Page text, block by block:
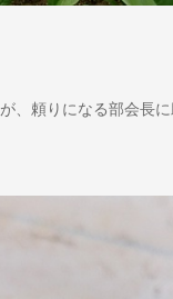
、頼りになる部会長